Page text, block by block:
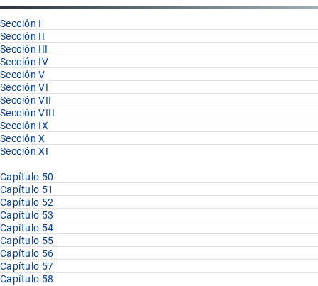
Sección I
Sección II
Sección III
Sección IV
Sección V
Sección VI
Sección VII
Sección VIII
Sección IX
Sección X
Sección XI
Capítulo 50
Capítulo 51
Capítulo 52
Capítulo 53
Capítulo 54
Capítulo 55
Capítulo 56
Capítulo 57
Capítulo 58